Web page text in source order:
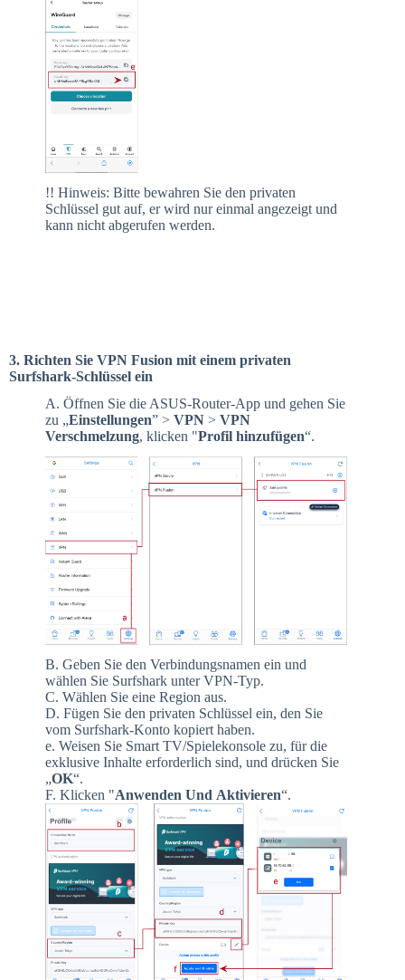
!! Hinweis: Bitte bewahren Sie den privaten
Schlüssel gut auf, er wird nur einmal angezeigt und
kann nicht abgerufen werden.
3. Richten Sie VPN Fusion mit einem privaten
Surfshark-Schlüssel ein
A. Öffnen Sie die ASUS-Router-App und gehen Sie
zu „Einstellungen” > VPN > VPN
Verschmelzung, klicken "Profil hinzufügen“.
B. Geben Sie den Verbindungsnamen ein und
wählen Sie Surfshark unter VPN-Typ.
C. Wählen Sie eine Region aus.
D. Fügen Sie den privaten Schlüssel ein, den Sie
vom Surfshark-Konto kopiert haben.
e. Weisen Sie Smart TV/Spielekonsole zu, für die
exklusive Inhalte erforderlich sind, und drücken Sie
„OK“.
F. Klicken "Anwenden Und Aktivieren“.